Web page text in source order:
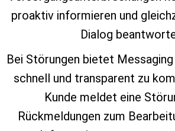
proaktiv informieren und
Dialog
Bei Störungen bietet
schnell und transparent zu
Kunde meldet eine
Rückmeldungen zum